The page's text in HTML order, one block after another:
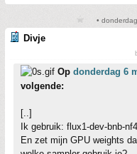
•
Divje
Op donderdag 6
volgende:
[..]
Ik gebruik: flux1-dev-bnb-
En zet mijn GPU weights